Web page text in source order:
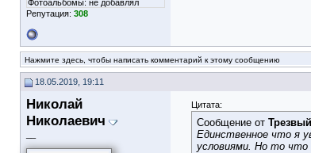
Фотоальбомы: не добавлял
Репутация: 308
Нажмите здесь, чтобы написать комментарий к этому сообщению
18.05.2019, 19:11
Николай
Николаевич
Цитата:
Сообщение от
Единственное что я
условиями. Но то что